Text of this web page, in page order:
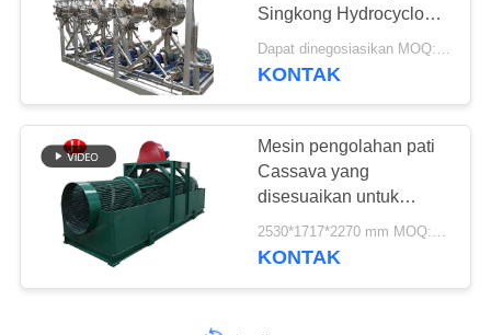
Singkong Hydrocyclone
12t/H
Dapat dinegosiasikan MOQ:1 set
KONTAK
Mesin pengolahan pati
Cassava yang
disesuaikan untuk
peningkatan produksi
2530*1717*2270 mm MOQ:1 set
KONTAK